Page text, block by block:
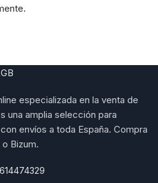
especializada en la venta de
una amplia selección para
envíos a toda España. Compra
Bizum.